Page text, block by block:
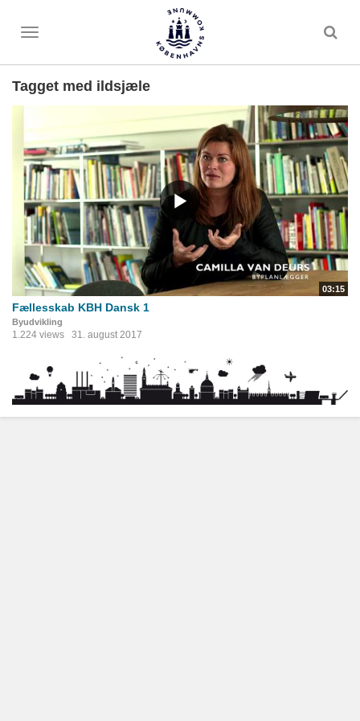
Toggle
Tagget med ildsjæle
03:15
Fællesskab KBH Dansk 1
Byudvikling
1.224 views 31. august 2017